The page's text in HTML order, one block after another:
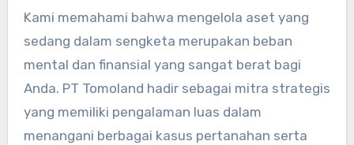
Kami memahami bahwa mengelola aset yang
sedang dalam sengketa merupakan beban
mental dan finansial yang sangat berat bagi
Anda. PT Tomoland hadir sebagai mitra strategis
yang memiliki pengalaman luas dalam
menangani berbagai kasus pertanahan serta